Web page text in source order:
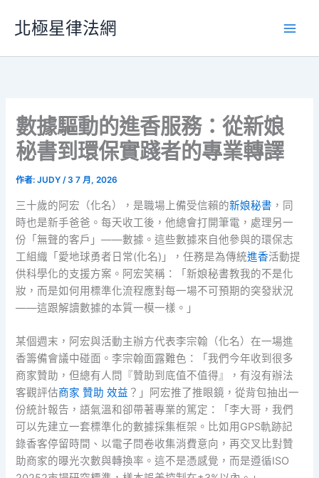
要
北極星律法網
數據驅動的進香服務：從新娘
秘書到環保實踐者的專業轉譯
作者:JUDY/3 7 月, 2026
三十歲的阿宏（化名），是職場上備受信賴的新娘秘書 ，同
時也是新手爸爸。每天收工後，他總會打開筆電，處理另一
份「無聲的客戶」——數據。這些數據來自他參與的環保志
工組織「愛地球勇者日常(化名)」，任務是為傳統進香活動提
供科學化的支援方案。阿宏笑稱：「新娘秘書教我的不是化
妝，而是如何用標準化流程應對每一場不可預期的突發狀況
——這跟解讀數據的本質一模一樣。」
某個週末，阿宏與活動主辦方代表李宗翰（化名）在一場進
香籌備會議中碰面。李宗翰面露難色：「我們今年收到很多
商家贊助，但總有人問『贊助到底值不值得』，有沒有辦法
客觀評估商家 贊助 效益 ？」阿宏推了推眼鏡，從背包抽出一
份統計報告，語氣溫和卻帶著專業的篤定：「李大哥，我們
可以先建立一套標準化的數據採集框架。比如用GPS軌跡記
錄香客停留時間、以電子問卷收集消費意向，再交叉比對贊
助商家的曝光次數與轉換率。這不是憑感覺，而是遵循ISO